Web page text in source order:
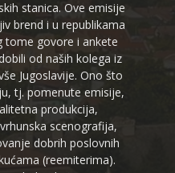
stanica. Ove emisije
brend i u republikama
tome govore i ankete
od naših kolega iz
Jugoslavije. Ono što
tj. pomenute emisije,
produkcija,
scenografija,
dobrih poslovnih
(reemiterima).